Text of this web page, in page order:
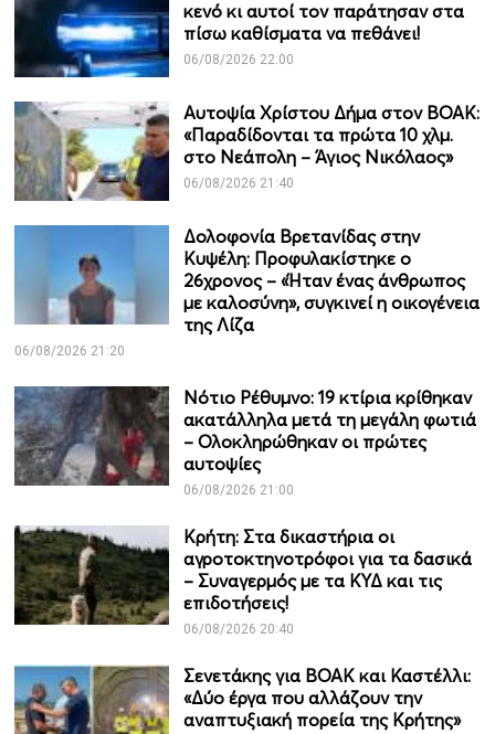
κενό κι αυτοί τον παράτησαν στα
πίσω καθίσματα να πεθάνει!
06/08/2026 22:00
Αυτοψία Χρίστου Δήμα στον ΒΟΑΚ:
«Παραδίδονται τα πρώτα 10 χλμ.
στο Νεάπολη – Άγιος Νικόλαος»
06/08/2026 21:40
Δολοφονία Βρετανίδας στην
Κυψέλη: Προφυλακίστηκε ο
26χρονος – «Ήταν ένας άνθρωπος
με καλοσύνη», συγκινεί η οικογένεια
της Λίζα
06/08/2026 21:20
Νότιο Ρέθυμνο: 19 κτίρια κρίθηκαν
ακατάλληλα μετά τη μεγάλη φωτιά
– Ολοκληρώθηκαν οι πρώτες
αυτοψίες
06/08/2026 21:00
Κρήτη: Στα δικαστήρια οι
αγροτοκτηνοτρόφοι για τα δασικά
– Συναγερμός με τα ΚΥΔ και τις
επιδοτήσεις!
06/08/2026 20:40
Σενετάκης για ΒΟΑΚ και Καστέλλι:
«Δύο έργα που αλλάζουν την
αναπτυξιακή πορεία της Κρήτης»